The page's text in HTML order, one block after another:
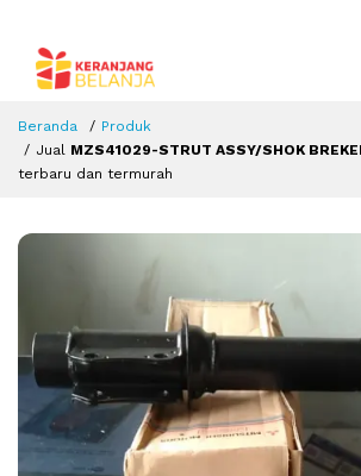
Beranda
Produk
Jual MZS41029-STRUT ASSY/SHOK
terbaru dan termurah